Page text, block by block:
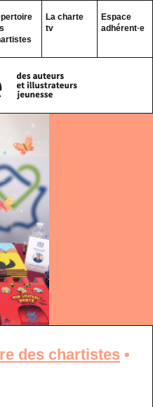
La charte
tv
Espace
adhérent·e
des chartistes •